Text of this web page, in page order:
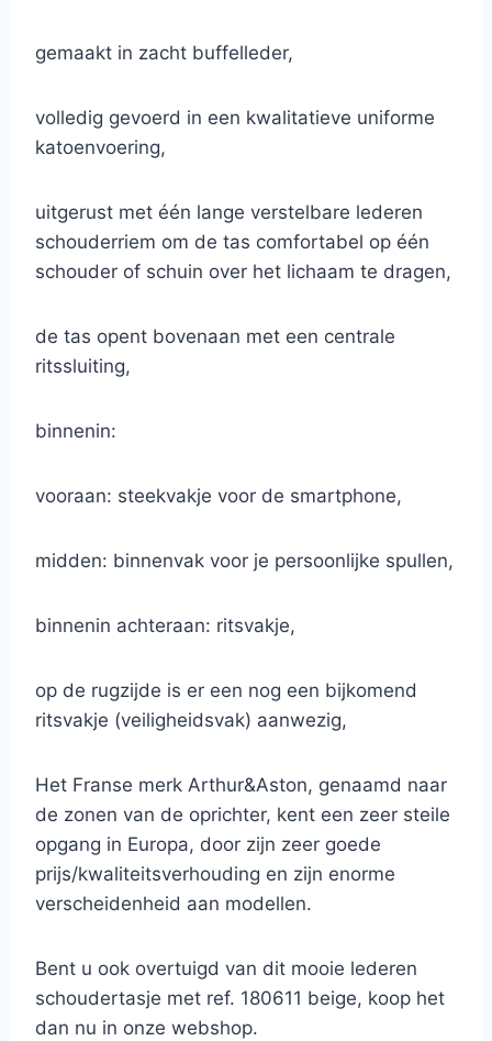
gemaakt in zacht buffelleder,
volledig gevoerd in een kwalitatieve uniforme
katoenvoering,
uitgerust met één lange verstelbare lederen
schouderriem om de tas comfortabel op één
schouder of schuin over het lichaam te dragen,
de tas opent bovenaan met een centrale
ritssluiting,
binnenin:
vooraan: steekvakje voor de smartphone,
midden: binnenvak voor je persoonlijke spullen,
binnenin achteraan: ritsvakje,
op de rugzijde is er een nog een bijkomend
ritsvakje (veiligheidsvak) aanwezig,
Het Franse merk Arthur&Aston, genaamd naar
de zonen van de oprichter, kent een zeer steile
opgang in Europa, door zijn zeer goede
prijs/kwaliteitsverhouding en zijn enorme
verscheidenheid aan modellen.
Bent u ook overtuigd van dit mooie lederen
schoudertasje met ref. 180611 beige, koop het
dan nu in onze webshop.